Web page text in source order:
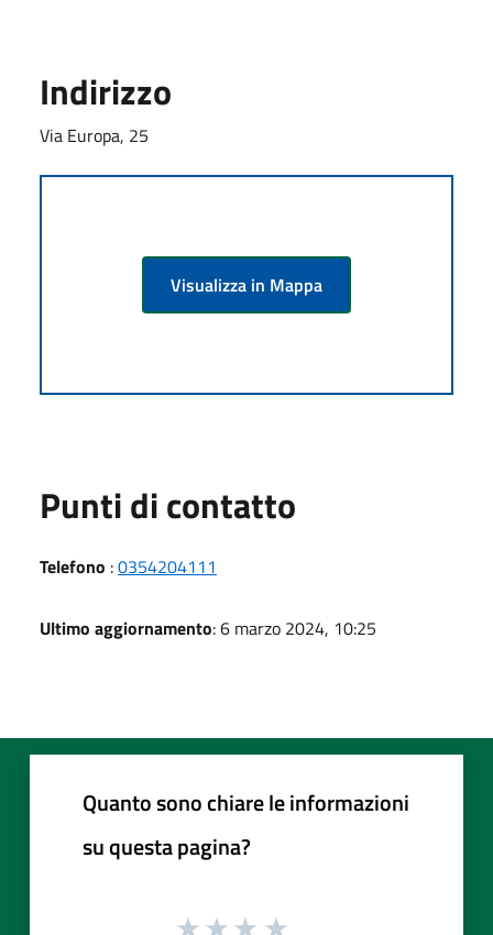
Indirizzo
Via Europa, 25
Visualizza in Mappa
Punti di contatto
Telefono :0354204111
Ultimo aggiornamento: 6 marzo 2024, 10:25
Quanto sono chiare le informazioni
su questa pagina?